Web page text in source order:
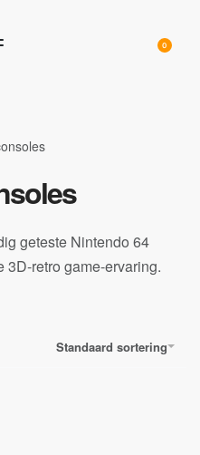
0
geteste Nintendo 64
retro game-ervaring.
Standaard sortering